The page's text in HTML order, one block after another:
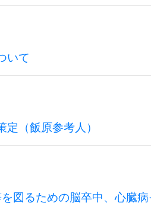
いて
（飯原参考人）
図るための脳卒中、心臓